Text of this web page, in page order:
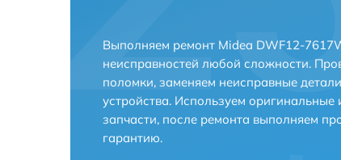
Выполняем ремонт Midea DWF12-
неисправностей любой сложности.
поломки, заменяем неисправные
устройства. Используем
запчасти, после ремонта выполняем
гарантию.